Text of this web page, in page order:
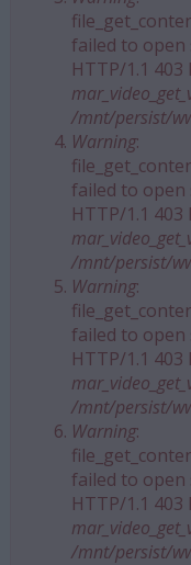
failed to open
HTTP/1.1 403
/mnt/persist/
Warning:
failed to open
HTTP/1.1 403
/mnt/persist/
Warning:
failed to open
HTTP/1.1 403
/mnt/persist/
Warning:
failed to open
HTTP/1.1 403
/mnt/persist/